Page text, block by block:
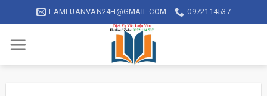
to
content
LAMLUANVAN24H@GMAIL.COM 0972114537